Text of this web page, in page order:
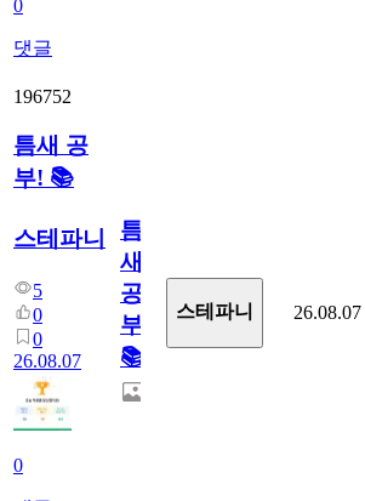
0
댓글
196752
틈새 공
부! 📚
스테파니
5
0
0
26.08.07
0
틈
새
공
부!
📚
스테파니 26.08.07